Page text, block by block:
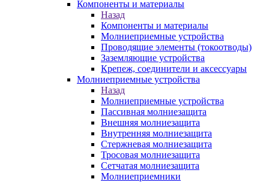
Компоненты и материалы
Назад
Компоненты и материалы
Молниеприемные устройства
Проводящие элементы (токоотводы)
Заземляющие устройства
Крепеж, соединители и аксессуары
Молниеприемные устройства
Назад
Молниеприемные устройства
Пассивная молниезащита
Внешняя молниезащита
Внутренняя молниезащита
Стержневая молниезащита
Тросовая молниезащита
Сетчатая молниезащита
Молниеприемники